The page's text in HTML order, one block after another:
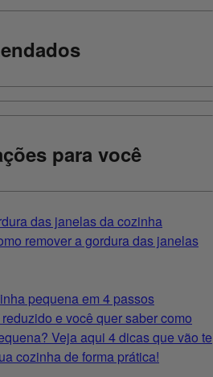
para você
das janelas da cozinha
remover a gordura das janelas
pequena em 4 passos
e você quer saber como
Veja aqui 4 dicas que vão te
cozinha de forma prática!